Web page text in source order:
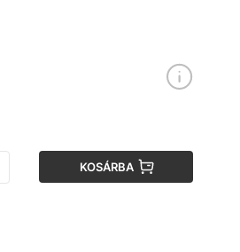
KOSÁRBA